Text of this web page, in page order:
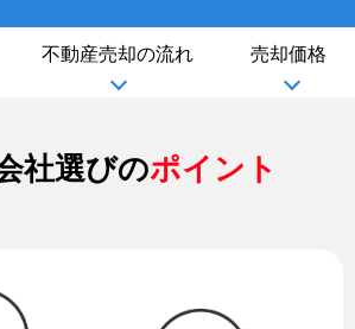
不動産売却の流れ 売却価格
社選びのポイント